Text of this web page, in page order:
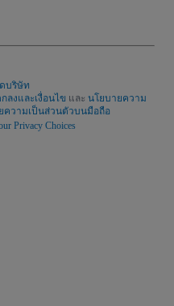
บริษัท
ลงและเงื่อนไข และ นโยบายความ
ความเป็นส่วนตัวบนมือถือ
Privacy Choices